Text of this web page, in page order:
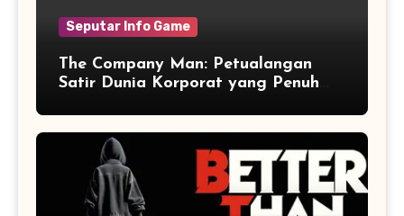
Seputar Info Game
The Company Man: Petualangan
Satir Dunia Korporat yang Penuh